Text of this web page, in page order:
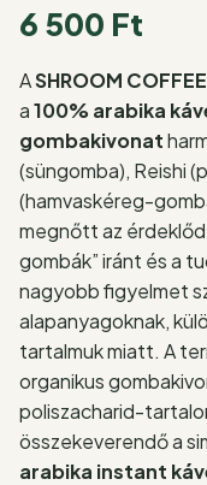
6 500 Ft
ASHROOM COFFEE
a100% arabika
gombakivonat
(süngomba), Reishi
(hamvaskéreg-
megnőtt az
gombák” iránt és a
nagyobb figyelmet
alapanyagoknak,
tartalmuk miatt. A
organikus
poliszacharid-
összekeverendő a
arabika instant